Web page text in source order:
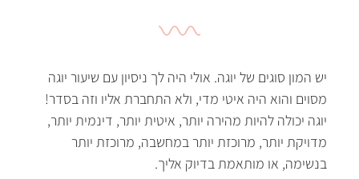
יש המון סוגים של יוגה. אולי היה לך ניסיון עם שיעור יוגה
מסוים והוא היה איטי מדי, ולא התחברת אליו וזה בסדר!
יוגה יכולה להיות מהירה יותר, איטית יותר, דינמית יותר,
מדויקת יותר, מרוכזת יותר במחשבה, מרוכזת יותר
בנשימה, או מותאמת בדיוק אליך.